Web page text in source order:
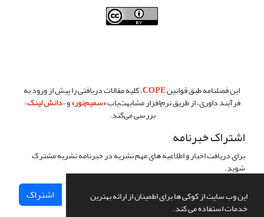
این وب سایت از کوکی ها برای اطمینان از ارائه بهترین
خدمات استفاده می کند.
این فصلنامه طبق قوانینCOPE، کلیه مقالات دریافتی را پیش از ورود به
فرآیند داوری، از طریق نرم‌افزار مشابهت‌یاب«سمیم‌نور»و«دانش لینک»
بررسی می‌کند.
اشتراک خبرنامه
برای دریافت اخبار و اطلاعیه های مهم نشریه در خبرنامه نشریه مشترک
شوید.
اشتراک